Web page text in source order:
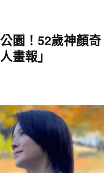
園！52歲神顏奇
畫報」